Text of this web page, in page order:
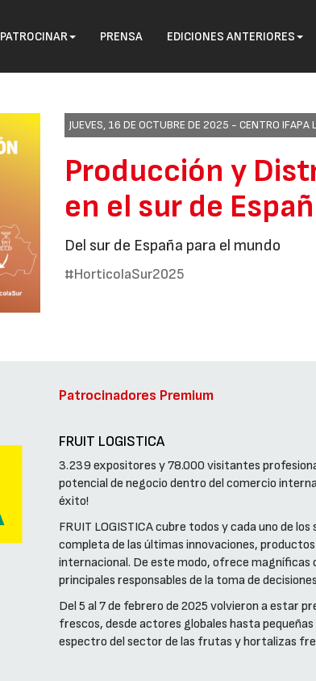
PATROCINAR PRENSA EDICIONES ANTERIORES
JUEVES, 16 DE OCTUBRE DE 2025 - CENTRO IFAPA
Producción y
en el sur de
Del sur de España para el mundo
#HorticolaSur2025
Patrocinadores Premium
FRUIT LOGISTICA
3.239 expositores y 78.000 visitantes
potencial de negocio dentro del comercio
éxito!
FRUIT LOGISTICA cubre todos y cada uno de
completa de las últimas innovaciones,
internacional. De este modo, ofrece
principales responsables de la toma de
Del 5 al 7 de febrero de 2025 volvieron a estar
frescos, desde actores globales hasta
espectro del sector de las frutas y hortalizas